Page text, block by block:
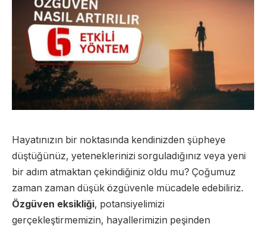
Hayatınızın bir noktasında kendinizden şüpheye
düştüğünüz, yeteneklerinizi sorguladığınız veya yeni
bir adım atmaktan çekindiğiniz oldu mu? Çoğumuz
zaman zaman düşük özgüvenle mücadele edebiliriz.
Özgüven eksikliği, potansiyelimizi
gerçekleştirmemizin, hayallerimizin peşinden